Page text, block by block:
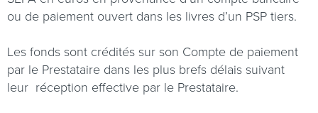
ou de paiement ouvert dans les livres d’un PSP tiers.
Les fonds sont crédités sur son Compte de paiement
par le Prestataire dans les plus brefs délais suivant
leur réception effective par le Prestataire.